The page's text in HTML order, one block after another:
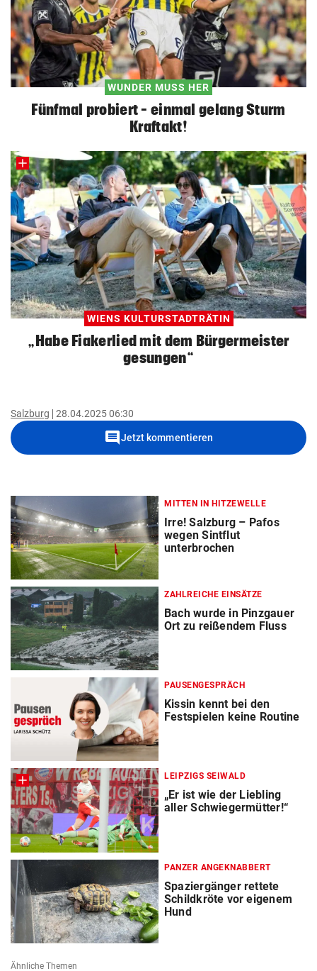
WUNDER MUSS HER
Fünfmal probiert – einmal gelang Sturm
Kraftakt!
WIENS KULTURSTADTRÄTIN
„Habe Fiakerlied mit dem Bürgermeister
gesungen“
Salzburg 28.04.2025 06:30
commentJetzt kommentieren
MITTEN IN HITZEWELLE
Irre! Salzburg – Pafos
wegen Sintflut
unterbrochen
ZAHLREICHE EINSÄTZE
Bach wurde in Pinzgauer
Ort zu reißendem Fluss
PAUSENGESPRÄCH
Kissin kennt bei den
Festspielen keine Routine
LEIPZIGS SEIWALD
„Er ist wie der Liebling
aller Schwiegermütter!“
PANZER ANGEKNABBERT
Spaziergänger rettete
Schildkröte vor eigenem
Hund
Ähnliche Themen